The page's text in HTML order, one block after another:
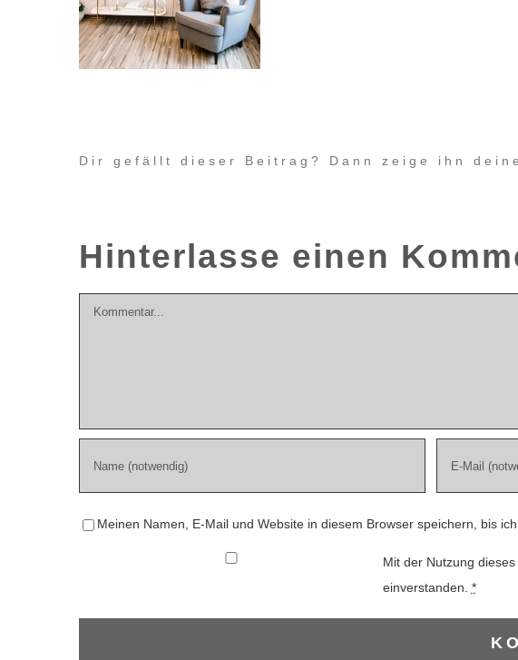
Dir gefällt dieser Beitrag? Dann zeige ihn
Hinterlasse einen
Kommentar
Meinen Namen, E-Mail und Website in diesem Browser speichern, bis
Mit der Nutzung
einverstanden. *